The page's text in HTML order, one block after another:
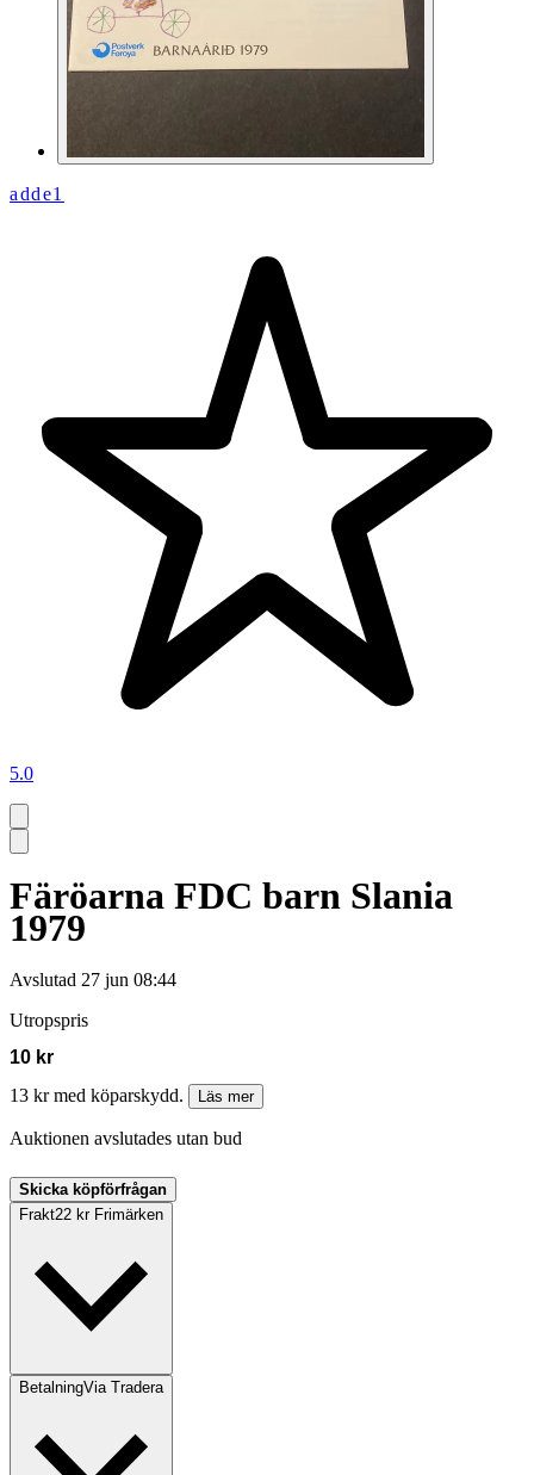
adde1
5.0
Färöarna FDC barn Slania
1979
Avslutad 27 jun 08:44
Utropspris
10 kr
13 kr med köparskydd.
Läs mer
Auktionen avslutades utan bud
Skicka köpförfrågan
Frakt22 kr Frimärken
BetalningVia Tradera